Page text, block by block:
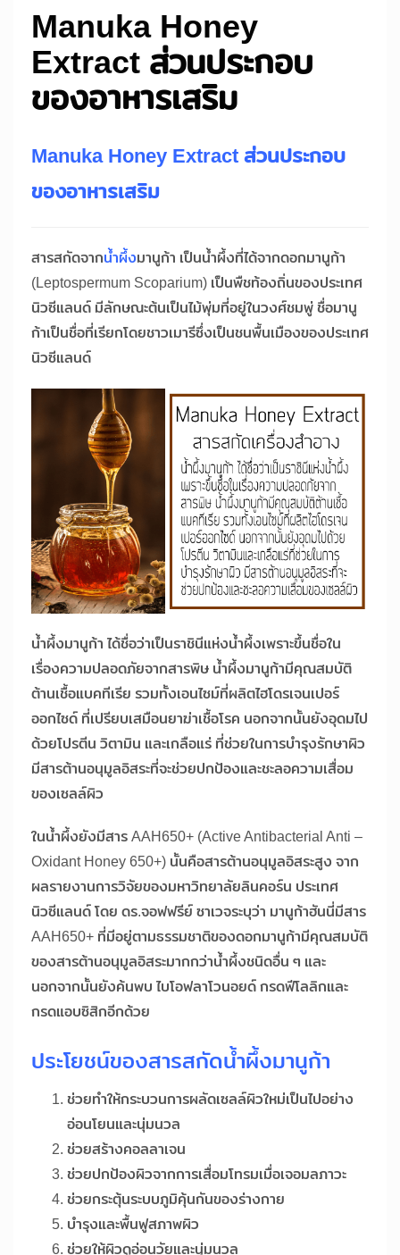
Manuka Honey
Extract ส่วนประกอบ
ของอาหารเสริม
Manuka Honey Extract ส่วนประกอบ
ของอาหารเสริม
สารสกัดจากน้ำผึ้งมานูก้า เป็นน้ำผึ้งที่ได้จากดอกมานูก้า
(Leptospermum Scoparium) เป็นพืชท้องถิ่นของประเทศ
นิวซีแลนด์ มีลักษณะต้นเป็นไม้พุ่มที่อยู่ในวงศ์ชมพู่ ชื่อมานู
ก้าเป็นชื่อที่เรียกโดยชาวเมารีซึ่งเป็นชนพื้นเมืองของประเทศ
นิวซีแลนด์
น้ำผึ้งมานูก้า ได้ชื่อว่าเป็นราชินีแห่งน้ำผึ้งเพราะขึ้นชื่อใน
เรื่องความปลอดภัยจากสารพิษ น้ำผึ้งมานูก้ามีคุณสมบัติ
ต้านเชื้อแบคทีเรีย รวมทั้งเอนไซม์ที่ผลิตไฮโดรเจนเปอร์
ออกไซด์ ที่เปรียบเสมือนยาฆ่าเชื้อโรค นอกจากนั้นยังอุดมไป
ด้วยโปรตีน วิตามิน และเกลือแร่ ที่ช่วยในการบำรุงรักษาผิว
มีสารต้านอนุมูลอิสระที่จะช่วยปกป้องและชะลอความเสื่อม
ของเซลล์ผิว
ในน้ำผึ้งยังมีสาร AAH650+ (Active Antibacterial Anti –
Oxidant Honey 650+) นั้นคือสารต้านอนุมูลอิสระสูง จาก
ผลรายงานการวิจัยของมหาวิทยาลัยลินคอร์น ประเทศ
นิวซีแลนด์ โดย ดร.จอฟฟรีย์ ซาเวจระบุว่า มานูก้าฮันนี่มีสาร
AAH650+ ที่มีอยู่ตามธรรมชาติของดอกมานูก้ามีคุณสมบัติ
ของสารต้านอนุมูลอิสระมากกว่าน้ำผึ้งชนิดอื่น ๆ และ
นอกจากนั้นยังค้นพบ ไบโอฟลาโวนอยด์ กรดฟีโลลิกและ
กรดแอบซิสิกอีกด้วย
ประโยชน์ของสารสกัดน้ำผึ้งมานูก้า
ช่วยทำให้กระบวนการผลัดเซลล์ผิวใหม่เป็นไปอย่าง
อ่อนโยนและนุ่มนวล
ช่วยสร้างคอลลาเจน
ช่วยปกป้องผิวจากการเสื่อมโทรมเมื่อเจอมลภาวะ
ช่วยกระตุ้นระบบภูมิคุ้นกันของร่างกาย
บำรุงและพื้นฟูสภาพผิว
ช่วยให้ผิวดูอ่อนวัยและนุ่มนวล